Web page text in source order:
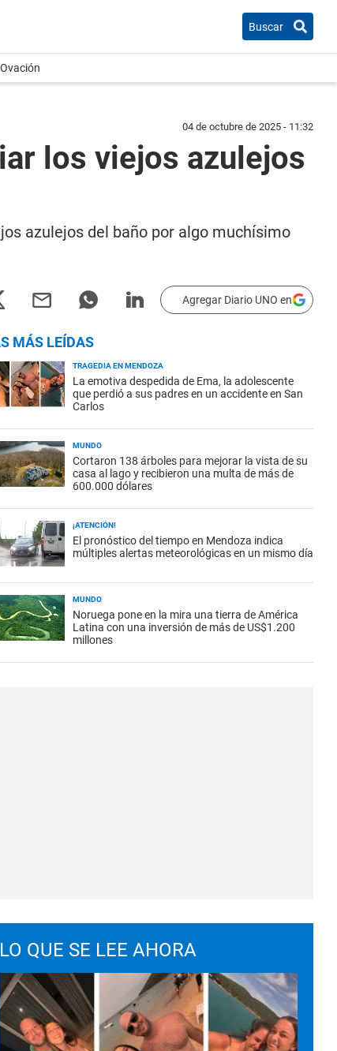
Buscar
Ovación
04 de octubre de 2025 - 11:32
los viejos azulejos
azulejos del baño por algo muchísimo
Agregar Diario UNO en
MÁS LEÍDAS
TRAGEDIA EN MENDOZA
La emotiva despedida de Ema, la adolescente
que perdió a sus padres en un accidente en San
Carlos
MUNDO
Cortaron 138 árboles para mejorar la vista de su
casa al lago y recibieron una multa de más de
600.000 dólares
¡ATENCIÓN!
El pronóstico del tiempo en Mendoza indica
múltiples alertas meteorológicas en un mismo día
MUNDO
Noruega pone en la mira una tierra de América
Latina con una inversión de más de US$1.200
millones
LO QUE SE LEE AHORA